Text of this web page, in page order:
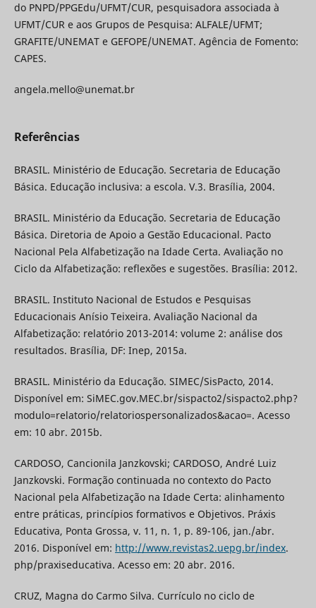
do PNPD/PPGEdu/UFMT/CUR, pesquisadora associada à
UFMT/CUR e aos Grupos de Pesquisa: ALFALE/UFMT;
GRAFITE/UNEMAT e GEFOPE/UNEMAT. Agência de Fomento:
CAPES.
angela.mello@unemat.br
Referências
BRASIL. Ministério de Educação. Secretaria de Educação
Básica. Educação inclusiva: a escola. V.3. Brasília, 2004.
BRASIL. Ministério da Educação. Secretaria de Educação
Básica. Diretoria de Apoio a Gestão Educacional. Pacto
Nacional Pela Alfabetização na Idade Certa. Avaliação no
Ciclo da Alfabetização: reflexões e sugestões. Brasília: 2012.
BRASIL. Instituto Nacional de Estudos e Pesquisas
Educacionais Anísio Teixeira. Avaliação Nacional da
Alfabetização: relatório 2013-2014: volume 2: análise dos
resultados. Brasília, DF: Inep, 2015a.
BRASIL. Ministério da Educação. SIMEC/SisPacto, 2014.
Disponível em: SiMEC.gov.MEC.br/sispacto2/sispacto2.php?
modulo=relatorio/relatoriospersonalizados&acao=. Acesso
em: 10 abr. 2015b.
CARDOSO, Cancionila Janzkovski; CARDOSO, André Luiz
Janzkovski. Formação continuada no contexto do Pacto
Nacional pela Alfabetização na Idade Certa: alinhamento
entre práticas, princípios formativos e Objetivos. Práxis
Educativa, Ponta Grossa, v. 11, n. 1, p. 89-106, jan./abr.
2016. Disponível em: http://www.revistas2.uepg.br/index.
php/praxiseducativa. Acesso em: 20 abr. 2016.
CRUZ, Magna do Carmo Silva. Currículo no ciclo de